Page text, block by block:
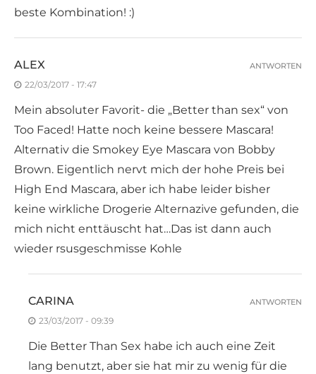
beste Kombination! :)
ALEX
22/03/2017 - 17:47
Mein absoluter Favorit- die „Better than sex“ von
Too Faced! Hatte noch keine bessere Mascara!
Alternativ die Smokey Eye Mascara von Bobby
Brown. Eigentlich nervt mich der hohe Preis bei
High End Mascara, aber ich habe leider bisher
keine wirkliche Drogerie Alternazive gefunden, die
mich nicht enttäuscht hat…Das ist dann auch
wieder rsusgeschmisse Kohle
ANTWORTEN
CARINA
23/03/2017 - 09:39
Die Better Than Sex habe ich auch eine Zeit
lang benutzt, aber sie hat mir zu wenig für die
ANTWORTEN